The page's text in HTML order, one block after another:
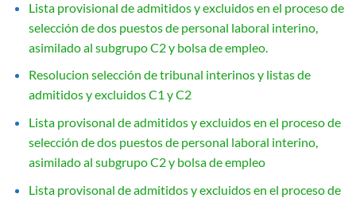
Lista provisional de admitidos y excluidos en el proceso de
selección de dos puestos de personal laboral interino,
asimilado al subgrupo C2 y bolsa de empleo.
Resolucion selección de tribunal interinos y listas de
admitidos y excluidos C1 y C2
Lista provisonal de admitidos y excluidos en el proceso de
selección de dos puestos de personal laboral interino,
asimilado al subgrupo C2 y bolsa de empleo
Lista provisonal de admitidos y excluidos en el proceso de